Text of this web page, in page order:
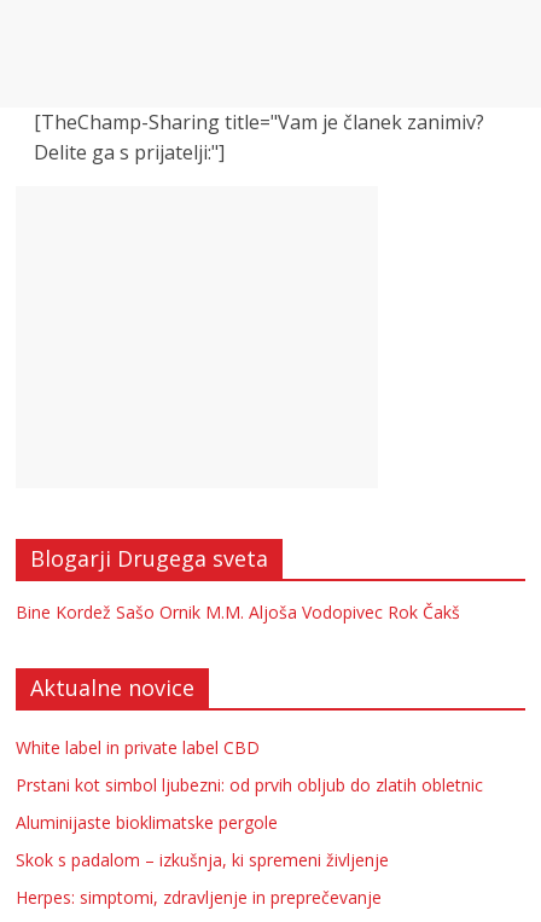
[TheChamp-Sharing title="Vam je članek zanimiv?
Delite ga s prijatelji:"]
Blogarji Drugega sveta
Bine Kordež Sašo Ornik M.M. Aljoša Vodopivec Rok Čakš
Aktualne novice
White label in private label CBD
Prstani kot simbol ljubezni: od prvih obljub do zlatih obletnic
Aluminijaste bioklimatske pergole
Skok s padalom – izkušnja, ki spremeni življenje
Herpes: simptomi, zdravljenje in preprečevanje